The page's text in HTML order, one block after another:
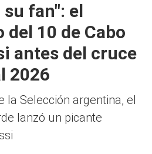
su fan": el
10 de Cabo
antes del cruce
2026
la Selección argentina, el
lanzó un picante